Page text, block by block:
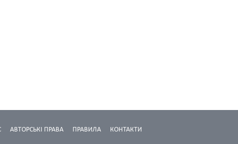
КОНТАКТИ
ПРАВИЛА
АВТОРСЬКІ ПРАВА